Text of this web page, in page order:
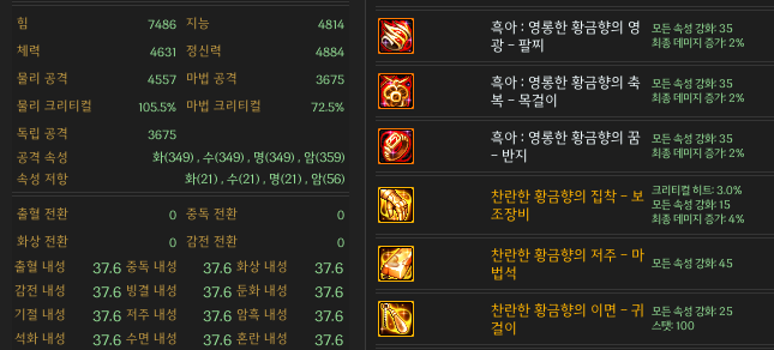
힘 7486 지능 4814
체력 4631 정신력 4884
물리 공격 4557 마법 공격 3675
물리 크리티컬 105.5% 마법 크리티컬 72.5%
독립 공격 3675
공격 속성
화(349) , 수(349) , 명(349) , 암(359)
속성 저항
화(21) , 수(21) , 명(21) , 암(56)
출혈 전환 0 중독 전환 0
화상 전환 0 감전 전환 0
출혈 내성 37.6 중독 내성 37.6 화상 내성 37.6
감전 내성 37.6 빙결 내성 37.6 둔화 내성 37.6
기절 내성 37.6 저주 내성 37.6 암흑 내성 37.6
석화 내성 37.6 수면 내성 37.6 혼란 내성 37.6
흑아 : 영롱한 황금향의 영
광 - 팔찌
모든 속성 강화: 35
최종 데미지 증가: 2%
흑아 : 영롱한 황금향의 축
복 - 목걸이
모든 속성 강화: 35
최종 데미지 증가: 2%
흑아 : 영롱한 황금향의 꿈
- 반지
모든 속성 강화: 35
최종 데미지 증가: 2%
찬란한 황금향의 집착 - 보
조장비
크리티컬 히트: 3.0%
모든 속성 강화: 15
최종 데미지 증가: 4%
찬란한 황금향의 저주 - 마
법석
모든 속성 강화: 45
찬란한 황금향의 이면 - 귀
걸이
모든 속성 강화: 25
스탯: 100